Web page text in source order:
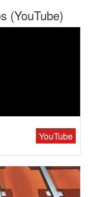
(YouTube)
YouTube